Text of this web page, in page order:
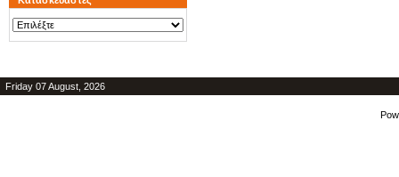
Friday 07 August, 2026